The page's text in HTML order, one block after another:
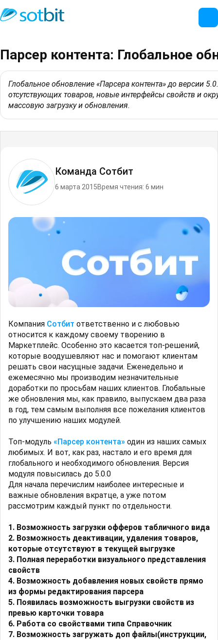
Парсер контента: Глобальное
Глобальное обновление «Парсера контента» до версии
отсутствующих товаров, новые интерфейсы свойств и
массовую загрузку и обновления.
Команда Сотбит
6 марта 2015Время чтения: 6 мин
Компания Сотбит ответственно и с любовью
относится к каждому своему творению в
Маркетплейс. Особенно это касается топ-решений,
которые воодушевляют нас и помогают клиентам
решать свои насущные задачи. Еженедельно и
ежемесячно мы производим незначительные
доработки по просьбам наших клиентов. Глобальные
же обновления мы, как правило, выпускаем два раза
в год, тем самым выполняя все пожелания клиентов
по улучшению наших модулей.
Топ-модуль «Парсер контента» один из наших самых
любимых. И вот, как раз, настало и его время для
глобального и необходимого обновления. Версия
модуля повысилась до 5.0.0
Для начала перечислим наиболее интересные и
важные обновления вкратце, а уже потом
рассмотрим каждый пункт по отдельности.
1. Возможность загрузки офферов табличного вида
2. Возможность деактивации, удаления товаров,
которые отсутствуют в текущей выгрузке
3. Полная переработки визуального представления
свойств
4. Возможность добавления новых свойств прямо
из формы редактирования парсера
5. Появилась возможность выгрузки свойств из
превью карточки товара
6. Работа со свойствами типа Справочник
7. Возможность загружать доп файлы(инструкции,